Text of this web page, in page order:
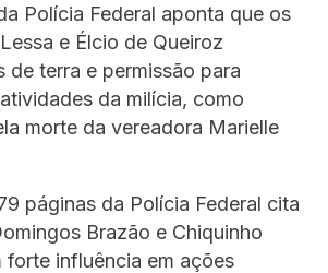
Polícia Federal aponta que os
e Élcio de Queiroz
de terra e permissão para
da milícia, como
morte da vereadora Marielle
páginas da Polícia Federal cita
Brazão e Chiquinho
forte influência em ações